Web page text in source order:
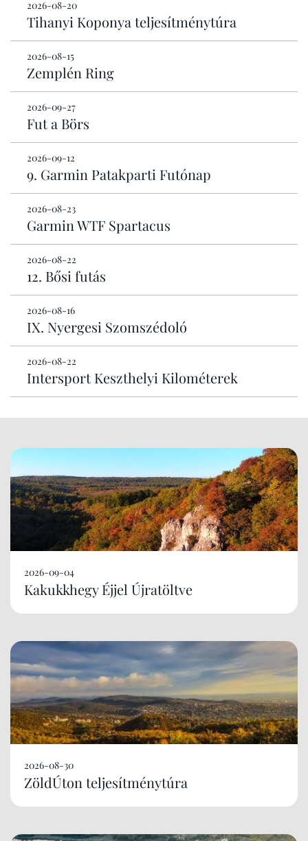
2026-08-20
Tihanyi Koponya teljesítménytúra
2026-08-15
Zemplén Ring
2026-09-27
Fut a Börs
2026-09-12
9. Garmin Patakparti Futónap
2026-08-23
Garmin WTF Spartacus
2026-08-22
12. Bősi futás
2026-08-16
IX. Nyergesi Szomszédoló
2026-08-22
Intersport Keszthelyi Kilométerek
2026-09-04
Kakukkhegy Éjjel Újratöltve
2026-08-30
ZöldÚton teljesítménytúra